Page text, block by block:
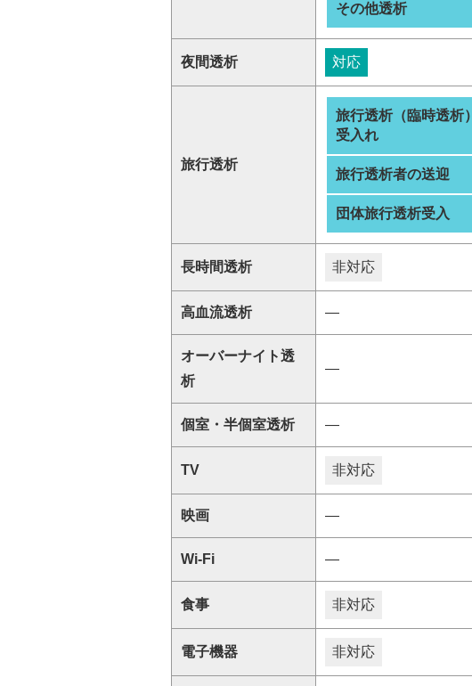
その他透析
夜間透析 対応
旅行透析
旅行透析（臨時透析）
受入れ
旅行透析者の送迎
団体旅行透析受入
長時間透析 非対応
高血流透析 ―
オーバーナイト透
析
―
個室・半個室透析 ―
TV 非対応
映画 ―
Wi-Fi ―
食事 非対応
電子機器 非対応